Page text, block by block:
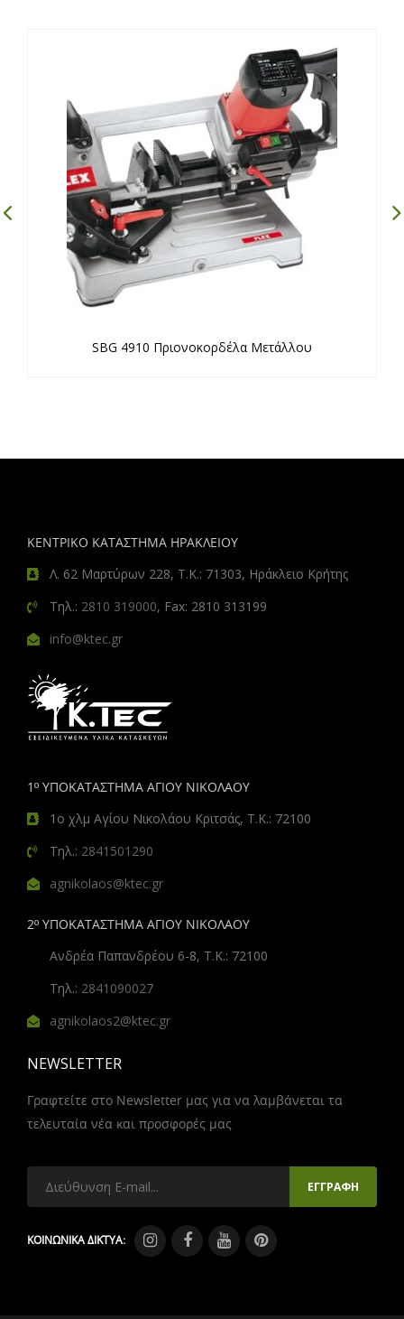
SBG 4910 Πριονοκορδέλα Μετάλλου
ΚΕΝΤΡΙΚΟ ΚΑΤΑΣΤΗΜΑ ΗΡΑΚΛΕΙΟΥ
Λ. 62 Μαρτύρων 228, Τ.Κ.: 71303, Ηράκλειο Κρήτης
Τηλ.: 2810 319000, Fax: 2810 313199
info@ktec.gr
1º ΥΠΟΚΑΤΑΣΤΗΜΑ ΑΓΙΟΥ ΝΙΚΟΛΑΟΥ
1ο χλμ Αγίου Νικολάου Κριτσάς, Τ.Κ.: 72100
Τηλ.: 2841501290
agnikolaos@ktec.gr
2º ΥΠΟΚΑΤΑΣΤΗΜΑ ΑΓΙΟΥ ΝΙΚΟΛΑΟΥ
Ανδρέα Παπανδρέου 6-8, Τ.Κ.: 72100
Τηλ.: 2841090027
agnikolaos2@ktec.gr
NEWSLETTER
Γραφτείτε στο Newsletter μας για να λαμβάνεται τα
τελευταία νέα και προσφορές μας
ΚΟΙΝΩΝΙΚΑ ΔΙΚΤΥΑ: